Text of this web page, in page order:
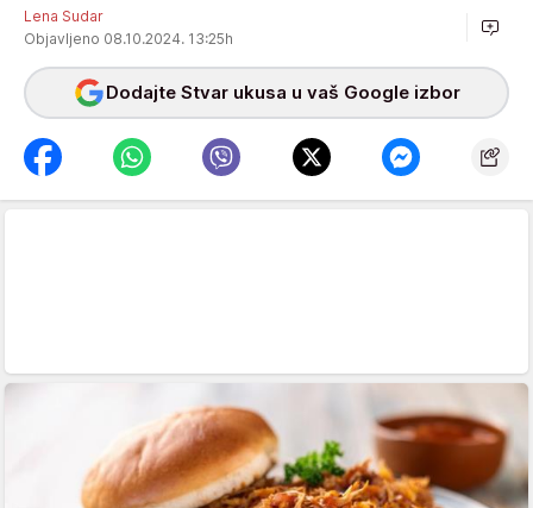
Lena Sudar
Objavljeno 08.10.2024. 13:25h
Dodajte Stvar ukusa u vaš Google izbor